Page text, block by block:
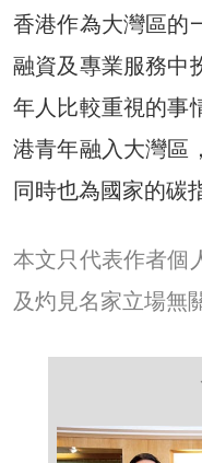
香港作為大灣區的
融資及專業服務中
年人比較重視的事
港青年融入大灣區
同時也為國家的碳
本文只代表作者個
及灼見名家立場無